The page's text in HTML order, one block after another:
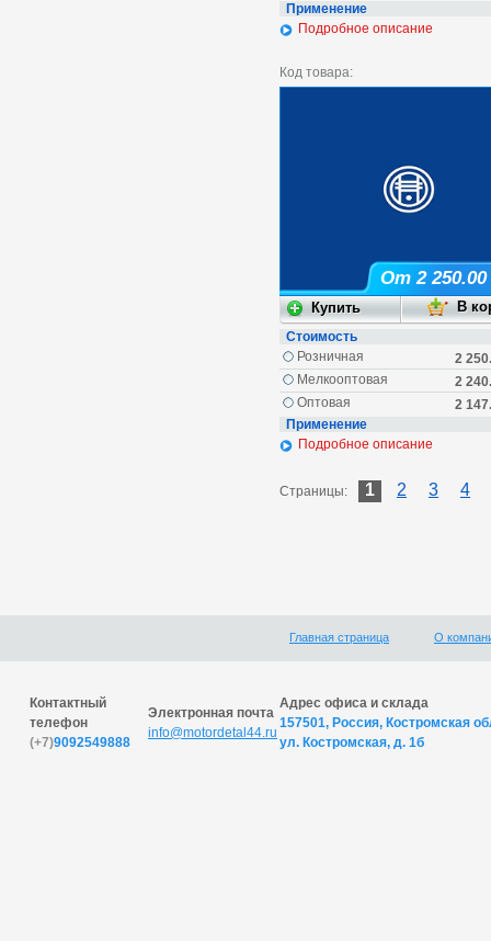
Применение
Подробное описание
Код товара:
От 2 250.00
Стоимость
2
Розничная
2
Мелкооптовая
2
Оптовая
Применение
Подробное описание
Страницы: 1 2 3 4
Главная страница О
Контактный
телефон
(+7)9092549888
Электронная почта
info@motordetal44.ru
Адрес офиса и склада
157501, Россия, Костромская
ул. Костромская, д. 1б